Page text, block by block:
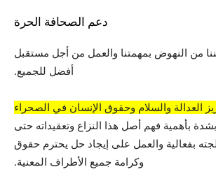
دعم الصحافة الحرة
من النهوض بمهمتنا والعمل من أجل مستقبل
أفضل للجميع.
العدالة والسلام وحقوق الإنسان في الصحراء
بأهمية فهم أصل هذا النزاع وتعقيداته حتى
بفعالية والعمل على إيجاد حل يحترم حقوق
وكرامة جميع الأطراف المعنية.